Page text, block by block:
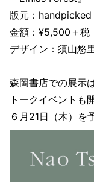
版元：handpicked
金額：¥5,500＋税
デザイン：須山悠
森岡書店での展示
トークイベントも
６月21日（木）を